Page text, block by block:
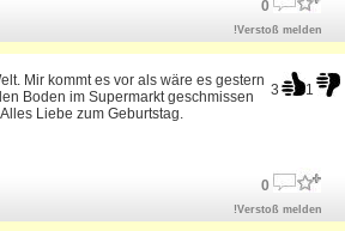
0
!Verstoß melden
3 1
Mir kommt es vor als wäre es gestern
Boden im Supermarkt geschmissen
Liebe zum Geburtstag.
0
!Verstoß melden